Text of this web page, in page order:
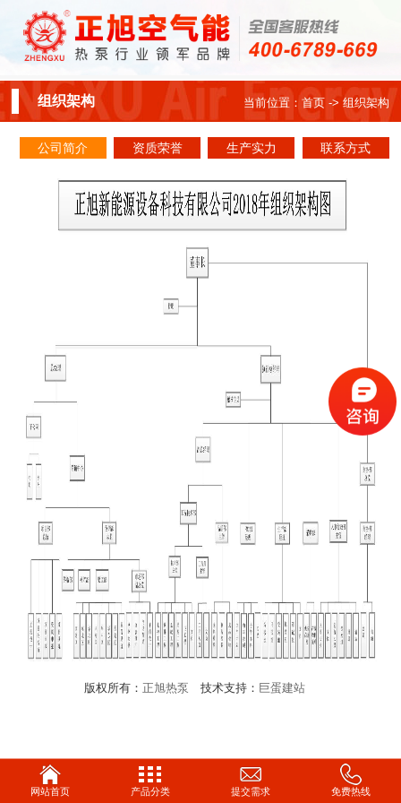
组织架构 当前位置： 首页-> 组织架构
公司简介 资质荣誉 生产实力 联系方式
版权所有： 正旭热泵 技术支持： 巨蛋建站
网站首页 产品分类 提交需求 免费热线